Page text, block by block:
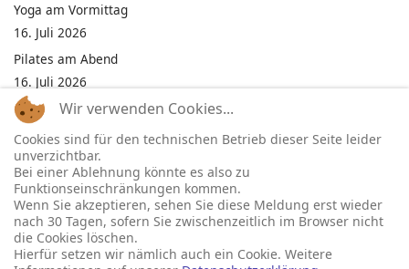
Yoga am Vormittag
16. Juli 2026
Pilates am Abend
16. Juli 2026
Jumping Fitness Intervall
16. Juli 2026
Jumping Fitness Erwachsene
16. Juli 2026
Kinderfest in Neukirchen
16. Juli 2026
Wir verwenden Cookies...
Cookies sind für den technischen Betrieb dieser Seite leider
unverzichtbar.
Bei einer Ablehnung könnte es also zu
Funktionseinschränkungen kommen.
Wenn Sie akzeptieren, sehen Sie diese Meldung erst wieder
nach 30 Tagen, sofern Sie zwischenzeitlich im Browser nicht
die Cookies löschen.
Hierfür setzen wir nämlich auch ein Cookie. Weitere